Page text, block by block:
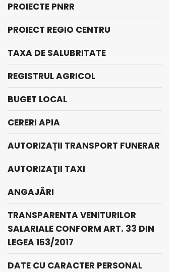
PROIECTE PNRR
PROIECT REGIO CENTRU
TAXA DE SALUBRITATE
REGISTRUL AGRICOL
BUGET LOCAL
CERERI APIA
AUTORIZAȚII TRANSPORT FUNERAR
AUTORIZAŢII TAXI
ANGAJĂRI
TRANSPARENTA VENITURILOR
SALARIALE CONFORM ART. 33 DIN
LEGEA 153/2017
DATE CU CARACTER PERSONAL